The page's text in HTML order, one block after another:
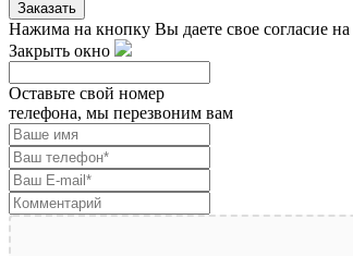
Заказать
Нажима на кнопку Вы даете свое согласие на
Закрыть окно
Оставьте свой номер
телефона, мы перезвоним вам